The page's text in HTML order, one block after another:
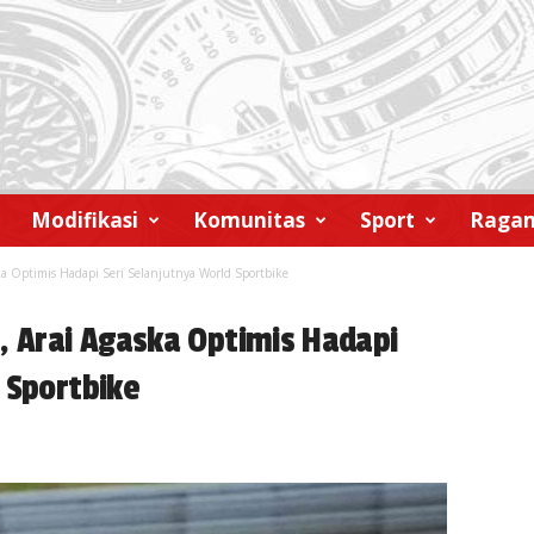
Modifikasi Komunitas Sport
Optimis Hadapi Seri Selanjutnya World Sportbike
Arai Agaska Optimis Hadapi